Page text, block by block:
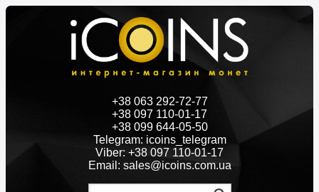
+38 063 292-72-77
+38 097 110-01-17
+38 099 644-05-50
Telegram: icoins_telegram
Viber: +38 097 110-01-17
Email: sales@icoins.com.ua